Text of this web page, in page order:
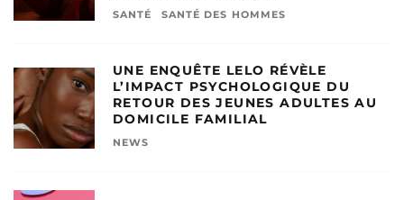
SANTÉ SANTÉ DES HOMMES
UNE ENQUÊTE LELO RÉVÈLE
L’IMPACT PSYCHOLOGIQUE DU
RETOUR DES JEUNES ADULTES AU
DOMICILE FAMILIAL
NEWS